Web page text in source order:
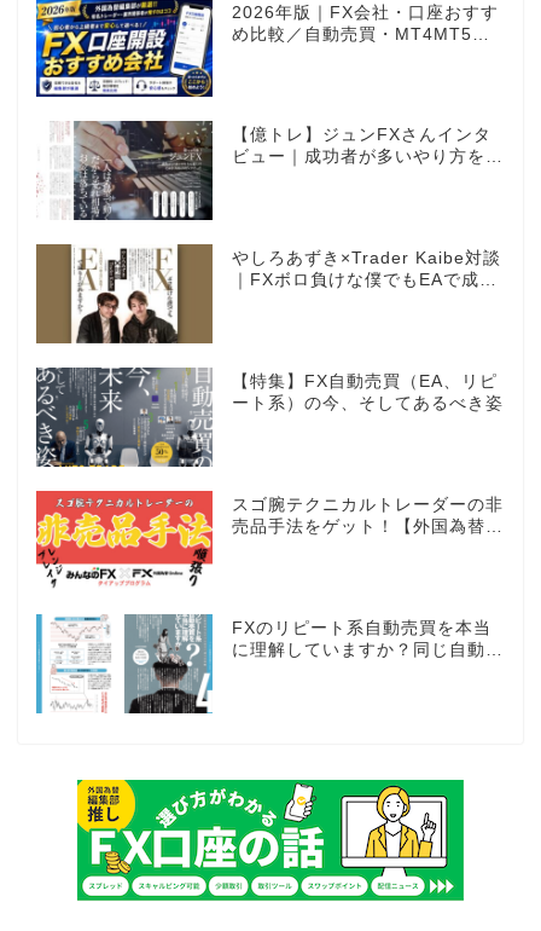
2026年版｜FX会社・口座おすす
め比較／自動売買・MT4MT5対
【億トレ】ジュンFXさんインタ
ビュー｜成功者が多いやり方を選
やしろあずき×Trader Kaibe対談
｜FXボロ負けな僕でもEAで成り
【特集】FX自動売買（EA、リピ
ート系）の今、そしてあるべき姿
スゴ腕テクニカルトレーダーの非
売品手法をゲット！【外国為替×
FXのリピート系自動売買を本当
に理解していますか？同じ自動売